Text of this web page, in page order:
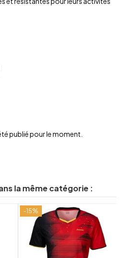
publié pour le moment.
la même catégorie :
-15%
shuffle
favorite_border